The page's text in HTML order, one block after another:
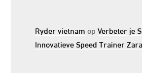
Ryder vietnam opVerbeter je
Innovatieve Speed Trainer Zara